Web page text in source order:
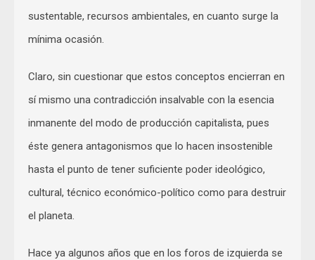
sustentable, recursos ambientales, en cuanto surge la
mínima ocasión.
Claro, sin cuestionar que estos conceptos encierran en
sí mismo una contradicción insalvable con la esencia
inmanente del modo de producción capitalista, pues
éste genera antagonismos que lo hacen insostenible
hasta el punto de tener suficiente poder ideológico,
cultural, técnico económico-político como para destruir
el planeta.
Hace ya algunos años que en los foros de izquierda se